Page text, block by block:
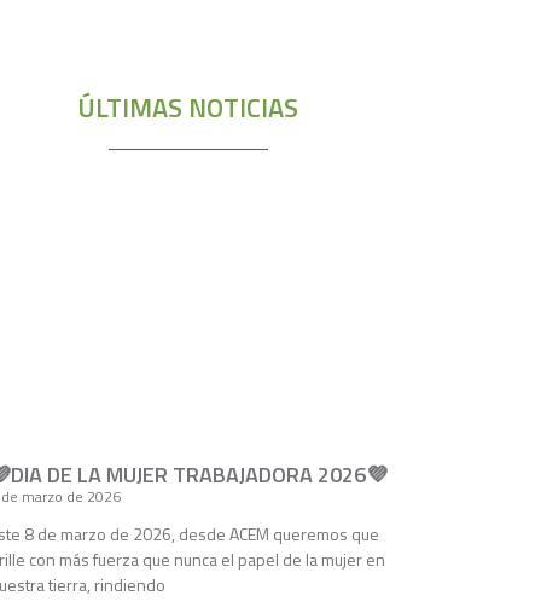
ÚLTIMAS NOTICIAS
DE LA MUJER TRABAJADORA 2026💜
marzo de 2026
8 de marzo de 2026, desde ACEM queremos que
con más fuerza que nunca el papel de la mujer en
tierra, rindiendo